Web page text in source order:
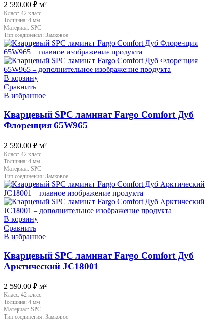
2 590.00 ₽ м²
Класс: 42 класс
Толщина: 4 мм
Материал: SPC
Тип соединения: Замковое
В корзину
Сравнить
В избранное
Кварцевый SPC ламинат Fargo Comfort Дуб
Флоренция 65W965
2 590.00 ₽ м²
Класс: 42 класс
Толщина: 4 мм
Материал: SPC
Тип соединения: Замковое
В корзину
Сравнить
В избранное
Кварцевый SPC ламинат Fargo Comfort Дуб
Арктический JC18001
2 590.00 ₽ м²
Класс: 42 класс
Толщина: 4 мм
Материал: SPC
Тип соединения: Замковое